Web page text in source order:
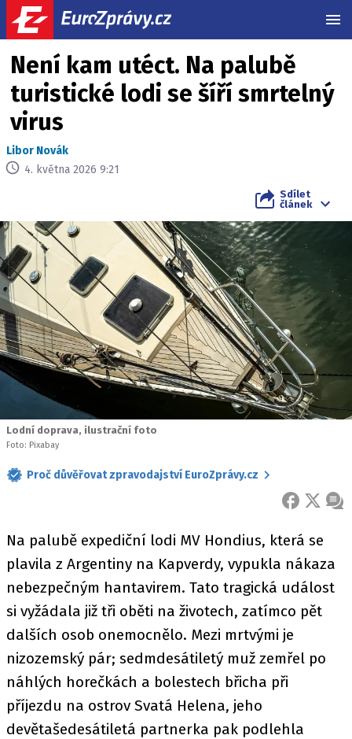
Není kam utéct. Na palubě
turistické lodi se šíří smrtelný
virus
Libor Novák
4. května 2026 9:21
Sdílet
článek
Lodní doprava, ilustrační foto
Foto: Pixabay
Proč důvěřovat zpravodajství EuroZprávy.cz
FACEBOOK
X
Na palubě expediční lodi MV Hondius, která se
plavila z Argentiny na Kapverdy, vypukla nákaza
nebezpečným hantavirem. Tato tragická událost
si vyžádala již tři oběti na životech, zatímco pět
dalších osob onemocnělo. Mezi mrtvými je
nizozemský pár; sedmdesátiletý muž zemřel po
náhlých horečkách a bolestech břicha při
příjezdu na ostrov Svatá Helena, jeho
devětašedesátiletá partnerka pak podlehla